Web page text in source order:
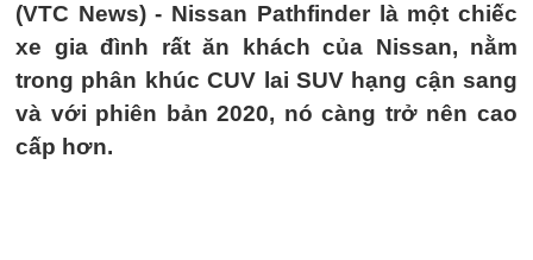
(VTC News) - Nissan Pathfinder là một chiếc
xe gia đình rất ăn khách của Nissan, nằm
trong phân khúc CUV lai SUV hạng cận sang
và với phiên bản 2020, nó càng trở nên cao
cấp hơn.